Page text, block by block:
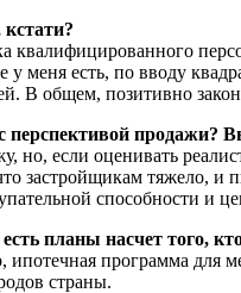
квалифицированного
у меня есть, по вводу
В общем, позитивно
продажи?
но, если оценивать
застройщикам тяжело, и
способности и
планы насчет того,
программа для
страны.